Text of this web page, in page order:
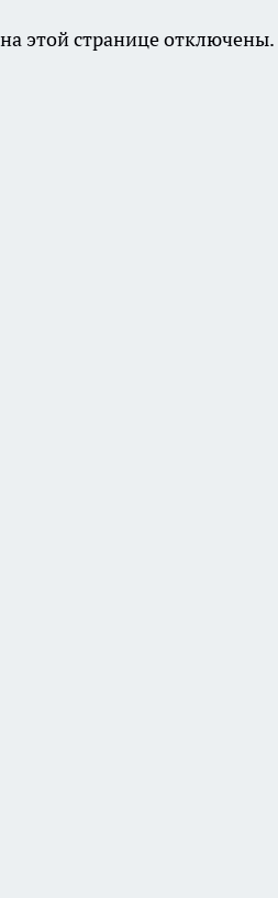
этой странице отключены.